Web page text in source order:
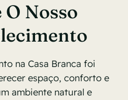
O Nosso
na Casa Branca foi
espaço, conforto e
ambiente natural e